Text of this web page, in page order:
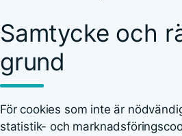
Samtycke och
grund
För cookies som inte är
statistik- och